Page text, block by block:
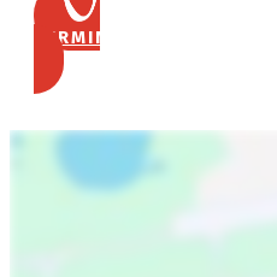
TERMIN VEREINBAREN